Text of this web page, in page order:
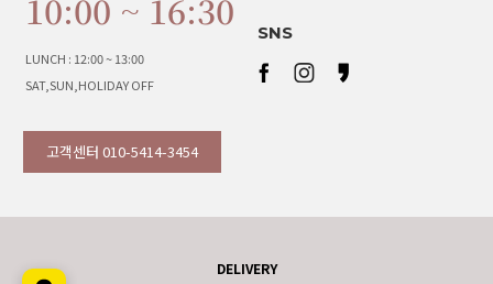
10:00 ~ 16:30
LUNCH : 12:00 ~ 13:00
SAT,SUN,HOLIDAY OFF
고객센터 010-5414-3454
SNS
DELIVERY